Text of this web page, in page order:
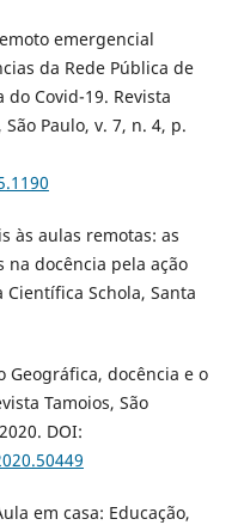
emergencial
da Rede Pública de
Covid-19. Revista
Paulo, v. 7, n. 4, p.
às aulas remotas: as
docência pela ação
Científica Schola, Santa
Geográfica, docência e o
Tamoios, São
DOI:
em casa: Educação,